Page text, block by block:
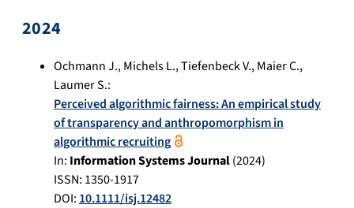
2024
Ochmann J.,Michels L.,Tiefenbeck V.,Maier C.,
Laumer S.:
Perceived algorithmic fairness: An empirical study
of transparency and anthropomorphism in
algorithmic recruiting
In: Information Systems Journal(2024)
ISSN: 1350-1917
DOI: 10.1111/isj.12482